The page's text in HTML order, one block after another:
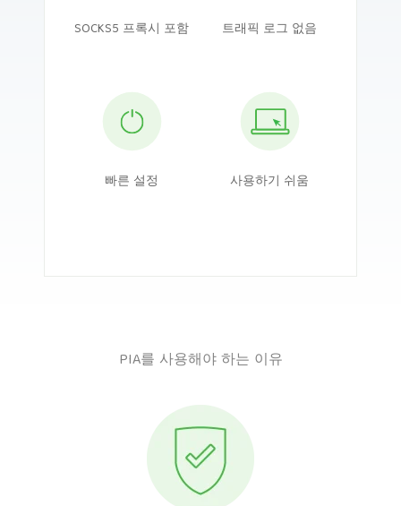
SOCKS5 프록시 포함 트래픽 로그 없음
빠른 설정 사용하기 쉬움
PIA를 사용해야 하는 이유